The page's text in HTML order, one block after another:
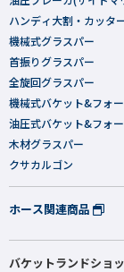
ハンディ大割・カッタ
機械式グラスパー
首振りグラスパー
全旋回グラスパー
機械式バケット&フォ
油圧式バケット&フォ
木材グラスパー
クサカルゴン
ホース関連商品
バケットランドショ